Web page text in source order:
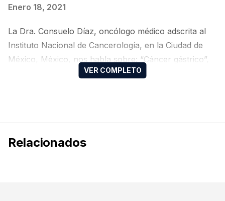
Enero 18, 2021
La Dra. Consuelo Díaz, oncólogo médico adscrita al
Instituto Nacional de Cancerología, en la Ciudad de
México, México, nos habla sobre: “Cáncer gástrico”,
en el 3° Taller para Residentes de Oncología Médica
Relacionados